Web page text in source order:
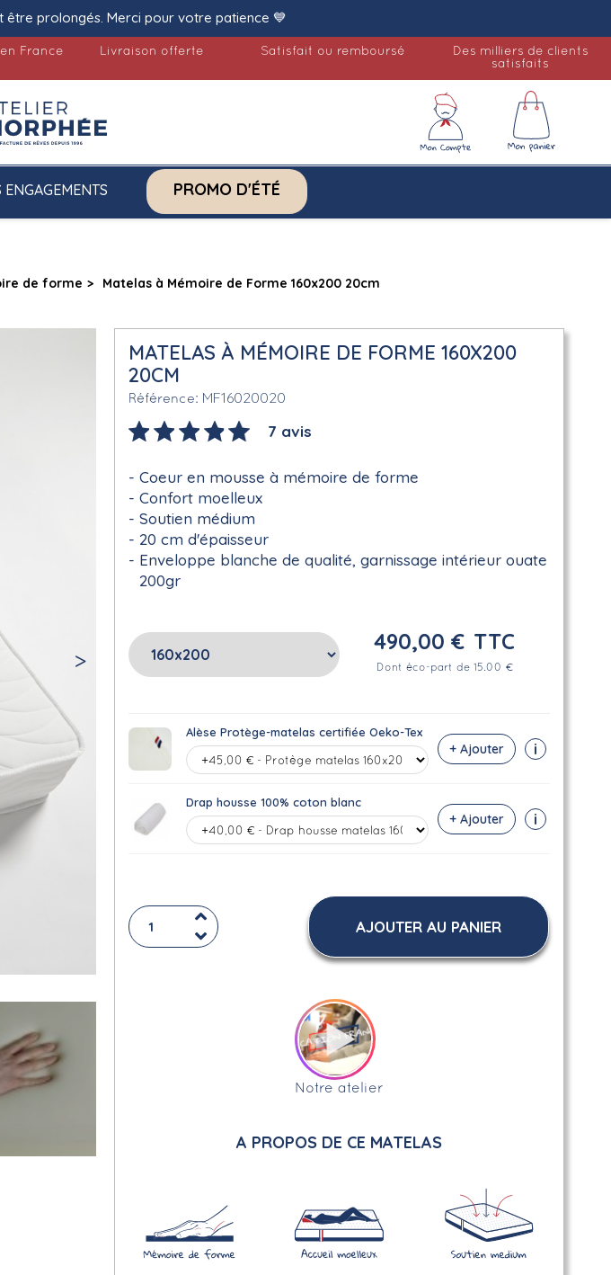
être prolongés. Merci pour votre patience 💙
France Livraison offerte Satisfait ou remboursé
Des milliers de clients
satisfaits
ENGAGEMENTS PROMO D'ÉTÉ
de forme Matelas à Mémoire de Forme 160x200 20cm
MATELAS À MÉMOIRE DE FORME 160X200
20CM
Référence MF16020020
7 avis
Coeur en mousse à mémoire de forme
Confort moelleux
Soutien médium
20 cm d'épaisseur
Enveloppe blanche de qualité, garnissage intérieur ouate
200gr
490,00 € TTC
Dont éco-part de 15.00 €
Alèse Protège-matelas certifiée Oeko-Tex
+ Ajouter i
Drap housse 100% coton blanc
+ Ajouter i
AJOUTER AU PANIER
Notre atelier
A PROPOS DE CE MATELAS